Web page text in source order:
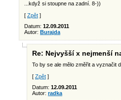
...když si stoupne na zadní. 8-))
[ Zpět ]
Datum: 12.09.2011
Autor: Burajda
Re: Nejvyšší x nejmenší
To by se ale mělo změřit a vyznačit
[ Zpět ]
Datum: 12.09.2011
Autor: radka